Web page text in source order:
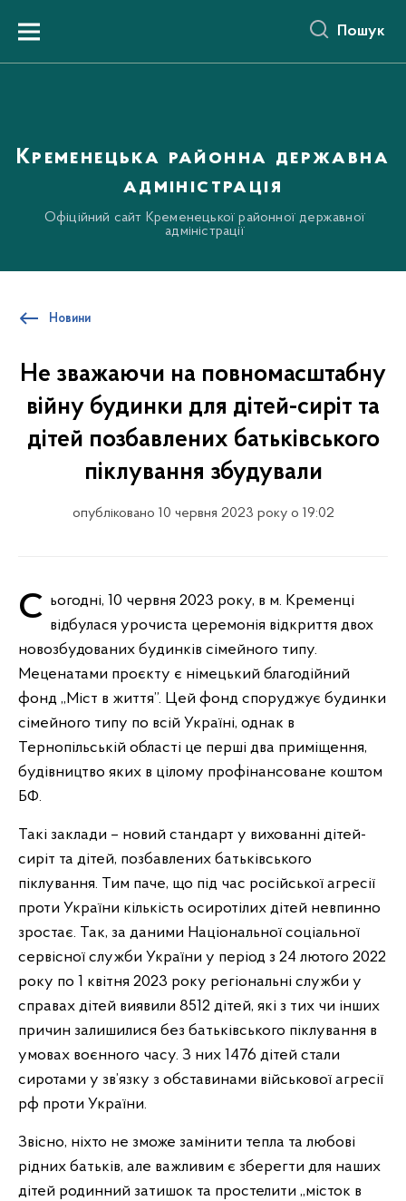
вмістуMenu Пошук
Кременецька районна державна
адміністрація
Офіційний сайт Кременецької районної державної
адміністрації
Новини
Не зважаючи на повномасштабну
війну будинки для дітей-сиріт та
дітей позбавлених батьківського
піклування збудували
опубліковано 10 червня 2023 року о 19:02
Сьогодні, 10 червня 2023 року, в м. Кременці відбулася урочиста церемонія відкриття двох
новозбудованих будинків сімейного типу.
Меценатами проєкту є німецький благодійний
фонд ,,Міст в життя”. Цей фонд споруджує будинки
сімейного типу по всій Україні, однак в
Тернопільській області це перші два приміщення,
будівництво яких в цілому профінансоване коштом
БФ.
Такі заклади – новий стандарт у вихованні дітей-
сиріт та дітей, позбавлених батьківського
піклування. Тим паче, що під час російської агресії
проти України кількість осиротілих дітей невпинно
зростає. Так, за даними Національної соціальної
сервісної служби України у період з 24 лютого 2022
року по 1 квітня 2023 року регіональні служби у
справах дітей виявили 8512 дітей, які з тих чи інших
причин залишилися без батьківського піклування в
умовах воєнного часу. З них 1476 дітей стали
сиротами у зв’язку з обставинами військової агресії
рф проти України.
Звісно, ніхто не зможе замінити тепла та любові
рідних батьків, але важливим є зберегти для наших
дітей родинний затишок та простелити ,,місток в